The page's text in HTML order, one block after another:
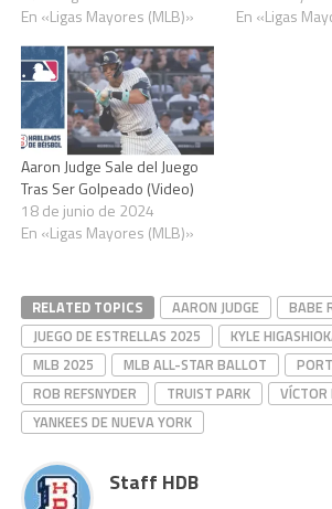
En «Ligas Mayores (MLB)»
En «Ligas
Aaron Judge Sale del Juego
Tras Ser Golpeado (Video)
18 de junio de 2024
En «Ligas Mayores (MLB)»
RELATED TOPICS AARON JUDGE
BABE
JUEGO DE ESTRELLAS 2025
KYLE
MLB 2025
MLB ALL-STAR BALLOT
ROB REFSNYDER
TRUIST PARK
VÍCTOR
YANKEES DE NUEVA YORK
Staff HDB